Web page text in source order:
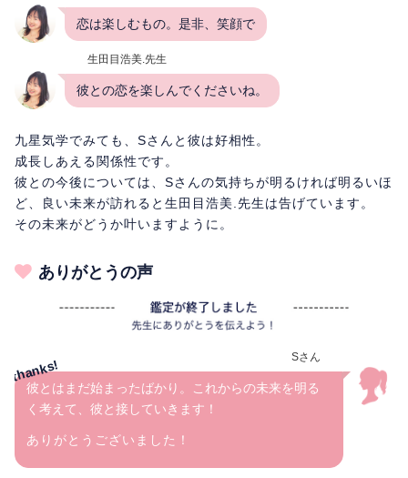
恋は楽しむもの。是非、笑顔で
生田目浩美.先生
彼との恋を楽しんでくださいね。
九星気学でみても、Sさんと彼は好相性。
成長しあえる関係性です。
彼との今後については、Sさんの気持ちが明るければ明るいほ
ど、良い未来が訪れると生田目浩美.先生は告げています。
その未来がどうか叶いますように。
ありがとうの声
Sさん
彼とはまだ始まったばかり。これからの未来を明る
く考えて、彼と接していきます！
ありがとうございました！